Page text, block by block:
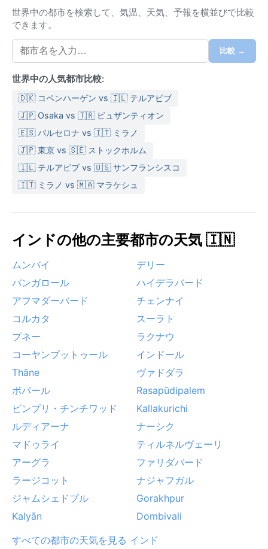
常に高くなる。時には洪水が発生し、交通に影響が出
ることもある。冬季（12月〜2月）は乾燥して過ごしや
すく、昼間は暖かいが夜は涼しい。訪れる際は、通年
にわたって軽い綿素材の服が基本。雨季には折りたた
み傘や防水シューズが必須で、冬は薄手の上着がある
と安心だ。
ベストシーズンは11月から2月の冬期。晴天が続き、湿
度も低く快適に過ごせる。一方、モンスーン期は降水
量が多いものの、緑の鮮やかさが魅力だがアウトドア
には不向きだ。特筆すべき気象現象としては、モンス
ーン前後の熱帯低気圧が挙げられる。アラビア海で発
生したサイクロンが接近し、強風と高潮をもたらすこ
とがある。ただし、観測史上まれで、ほとんどの年は
世界中の都市を検索して、気温、天気、予報を横並びで比較
できます。
比較 →
世界中の人気都市比較:
🇩🇰 コペンハーゲン vs 🇮🇱 テルアビブ
🇯🇵 Osaka vs 🇹🇷 ビュザンティオン
🇪🇸 バルセロナ vs 🇮🇹 ミラノ
🇯🇵 東京 vs 🇸🇪 ストックホルム
🇮🇱 テルアビブ vs 🇺🇸 サンフランシスコ
🇮🇹 ミラノ vs 🇲🇦 マラケシュ
インドの他の主要都市の天気 🇮🇳
ムンバイ
デリー
バンガロール
ハイデラバード
アフマダーバード
チェンナイ
コルカタ
スーラト
プネー
ラクナウ
コーヤンブットゥール
インドール
Thāne
ヴァドダラ
ボパール
Rasapūdipalem
ピンプリ・チンチワッド
Kallakurichi
ルディアーナ
ナーシク
マドゥライ
ティルネルヴェーリ
アーグラ
ファリダバード
ラージコット
ナジャフガル
ジャムシェドプル
Gorakhpur
Kalyān
Dombivali
すべての都市の天気を見る インド